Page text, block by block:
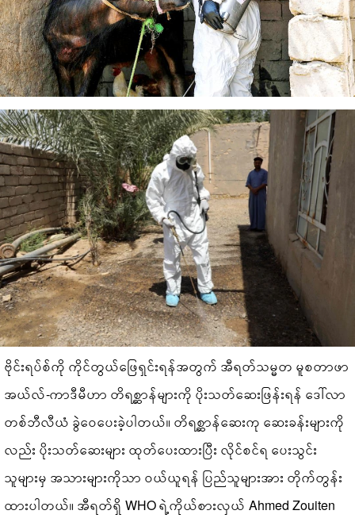
ဗိုင်းရပ်စ်ကို ကိုင်တွယ်ဖြေရှင်းရန်အတွက် အီရတ်သမ္မတ မူစတာဖာ
အယ်လ်-ကာဒီမီဟာ တိရစ္ဆာန်များကို ပိုးသတ်ဆေးဖြန်းရန် ဒေါ်လာ
တစ်ဘီလီယံ ခွဲဝေပေးခဲ့ပါတယ်။ တိရစ္ဆာန်ဆေးကု ဆေးခန်းများကို
လည်း ပိုးသတ်ဆေးများ ထုတ်ပေးထားပြီး လိုင်စင်ရ ပေးသွင်း
သူများမှ အသားများကိုသာ ဝယ်ယူရန် ပြည်သူများအား တိုက်တွန်း
ထားပါတယ်။ အီရတ်ရှိ WHO ရဲ့ကိုယ်စားလှယ် Ahmed Zouiten